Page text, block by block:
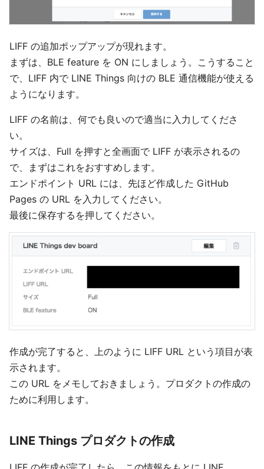
LIFF の追加ポップアップが現れます。
まずは、BLE feature を ON にしましょう。こうすること
で、LIFF 内で LINE Things 向けの BLE 通信機能が使える
ようになります。
LIFF の名前は、何でも良いので適当に入力してくださ
い。
サイズは、Full を押すと全画面で LIFF が表示されるの
で、まずはこれをおすすめします。
エンドポイント URL には、先ほど作成した GitHub
Pages の URL を入力してください。
最後に保存するを押してください。
作成が完了すると、上のように LIFF URL という項目が表
示されます。
この URL をメモしておきましょう。プロダクトの作成の
ために利用します。
LINE Things プロダクトの作成